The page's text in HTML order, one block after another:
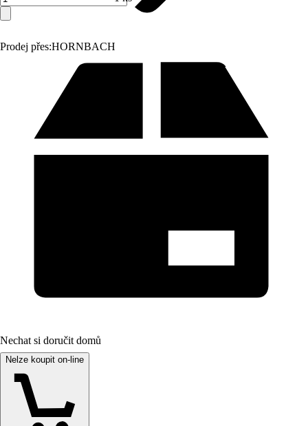
Prodej přes:HORNBACH
Nechat si doručit domů
Nelze koupit on-line